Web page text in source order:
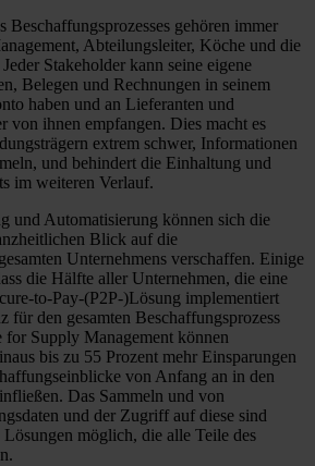
Beschaffungsprozesses gehören immer
Abteilungsleiter, Köche und die
Stakeholder kann seine eigene
Belegen und Rechnungen in seinem
haben und an Lieferanten und
von ihnen empfangen. Dies macht es
extrem schwer, Informationen
und behindert die Einhaltung und
im weiteren Verlauf.
und Automatisierung können sich die
Blick auf die
Unternehmens verschaffen. Einige
die Hälfte aller Unternehmen, die eine
to-Pay-(P2P-)Lösung implementiert
für den gesamten Beschaffungsprozess
for Supply Management können
bis zu 55 Prozent mehr Einsparungen
von Anfang an in den
Das Sammeln und von
und der Zugriff auf diese sind
möglich, die alle Teile des